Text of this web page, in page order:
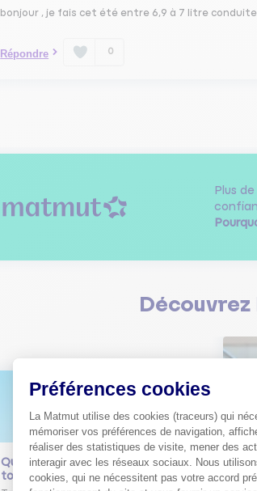
bonjour , je fais cet été entre 6,9 à 7 litre
Répondre 0
Plus de
Découvrez
Qu'est-ce que le nouveau radar
tourelle ?
Préférences cookies
La Matmut utilise des cookies (traceurs) qui
mémoriser vos préférences de navigation,
réaliser des statistiques de visite, mener des
interagir avec les réseaux sociaux. Nous
cookies, qui ne nécessitent pas votre accord